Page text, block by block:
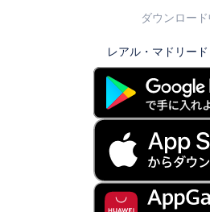
ダウンロード
レアル・マドリー